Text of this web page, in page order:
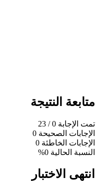
متابعة النتيجة
تمت الإجابة 0
/ 23
الإجابات الصحيحة 0
الإجابات الخاطئة 0
النسبة الحالية 0%
انتهى الاختبار